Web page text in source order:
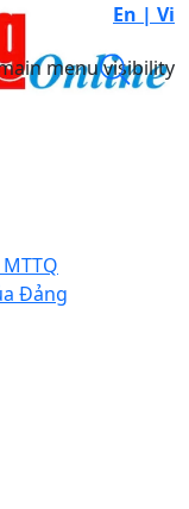
En | Vi
menu visibility
Đảng